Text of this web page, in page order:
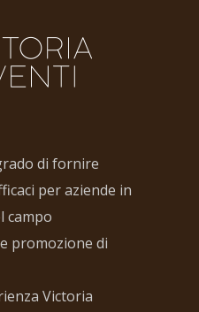
di fornire
per aziende in
campo
promozione di
Victoria